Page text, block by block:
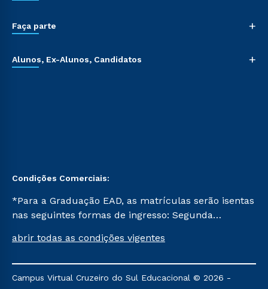
Faça parte +
Alunos, Ex-Alunos, Candidatos +
Condições Comerciais:
*Para a Graduação EAD, as matrículas serão isentas
nas seguintes formas de ingresso: Segunda
Já para as demais, a taxa de matrícula será de R$
mencionadas são referentes aos cursos: Ensino
abrir todas as condições vigentes
Campus Virtual Cruzeiro do Sul Educacional © 2026 -